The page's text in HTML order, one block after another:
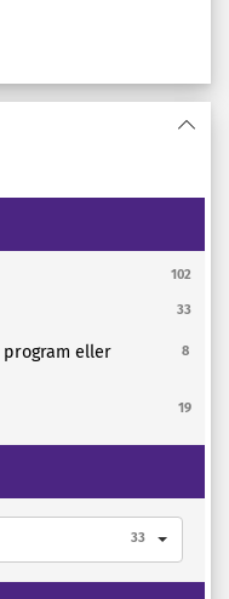
102
33
program eller
8
19
33